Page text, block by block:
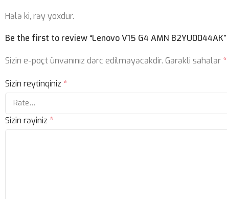
Hələ ki, rəy yoxdur.
Be the first to review “Lenovo V15 G4 AMN 82YU0044AK”
Sizin e-poçt ünvanınız dərc edilməyəcəkdir. Gərəkli sahələr*
Sizin reytinqiniz *
Sizin rəyiniz *